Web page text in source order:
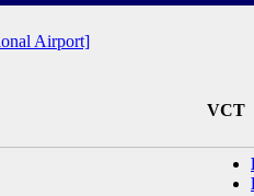
Airport]
VCT